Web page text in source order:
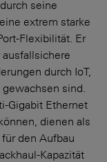
seine
extrem starke
Flexibilität. Er
durch IoT,
sind.
Gigabit Ethernet
dienen als
den Aufbau
Kapazität